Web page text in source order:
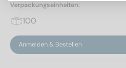
Verpackungseinheiten:
100
Anmelden & Bestellen